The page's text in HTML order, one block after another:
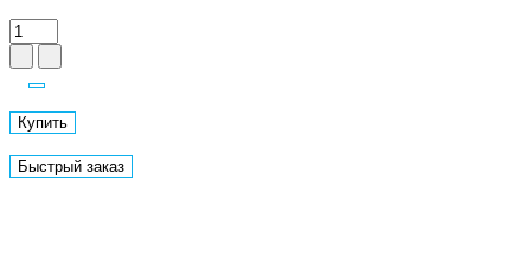
Купить
Быстрый заказ